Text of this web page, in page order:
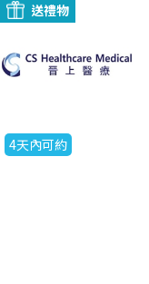
送禮物
4天內可約